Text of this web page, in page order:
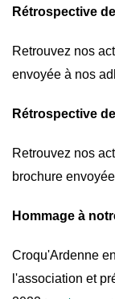
Rétrospective
Retrouvez nos
envoyée à nos
Rétrospective
Retrouvez nos
brochure
Hommage à
Croqu'Ardenne
l'association et